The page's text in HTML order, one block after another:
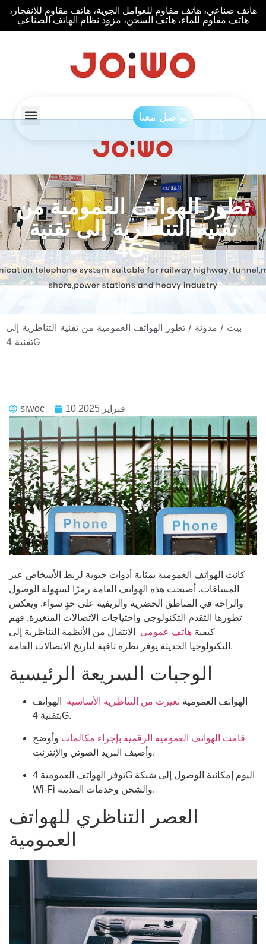
هاتف صناعي، هاتف مقاوم للعوامل الجوية، هاتف مقاوم للانفجار،
هاتف مقاوم للماء، هاتف السجن، مزود نظام الهاتف الصناعي
تواصل معنا
تطور الهواتف العمومية من
تقنية التناظرية إلى تقنية
4G
بيت / مدونة / تطور الهواتف العمومية من تقنية التناظرية إلى
تقنية 4G
siwoc
كانت الهواتف العمومية بمثابة أدوات حيوية لربط الأشخاص عبر
المسافات. أصبحت هذه الهواتف العامة رمزًا لسهولة الوصول
والراحة في المناطق الحضرية والريفية على حدٍ سواء. ويعكس
تطورها التقدم التكنولوجي واحتياجات الاتصالات المتغيرة. فهم
كيفية هاتف عمومي
الانتقال من الأنظمة التناظرية إلى
التكنولوجيا الحديثة يوفر نظرة ثاقبة لتاريخ الاتصالات العامة.
الوجبات السريعة الرئيسية
الهواتف العمومية تغيرت من التناظرية الأساسية
الهواتف
بتقنية 4G.
قامت الهواتف العمومية الرقمية بإجراء مكالمات وأوضح
وأضيف البريد الصوتي والإنترنت.
توفر الهواتف العمومية 4G اليوم إمكانية الوصول إلى شبكة
Wi-Fi والشحن وخدمات المدينة.
العصر التناظري للهواتف
العمومية